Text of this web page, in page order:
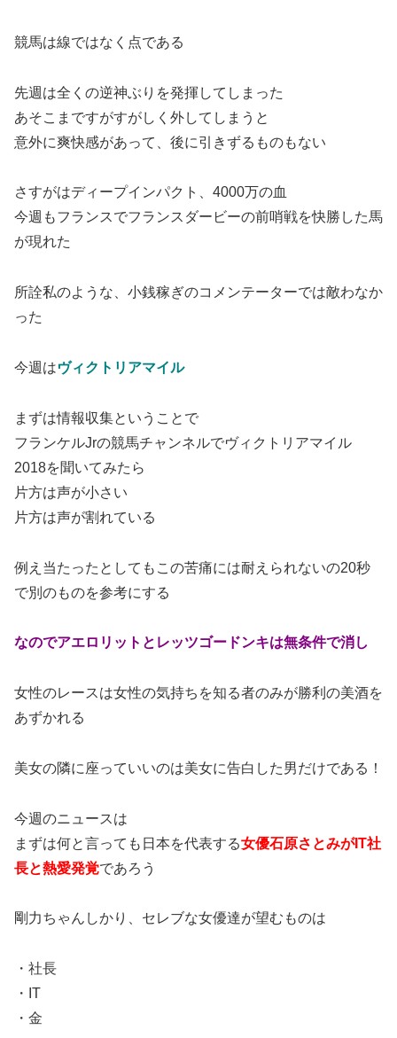
競馬は線ではなく点である
先週は全くの逆神ぶりを発揮してしまった
あそこまですがすがしく外してしまうと
意外に爽快感があって、後に引きずるものもない
さすがはディープインパクト、4000万の血
今週もフランスでフランスダービーの前哨戦を快勝した馬
が現れた
所詮私のような、小銭稼ぎのコメンテーターでは敵わなか
った
今週はヴィクトリアマイル
まずは情報収集ということで
フランケルJrの競馬チャンネルでヴィクトリアマイル
2018を聞いてみたら
片方は声が小さい
片方は声が割れている
例え当たったとしてもこの苦痛には耐えられないの20秒
で別のものを参考にする
なのでアエロリットとレッツゴードンキは無条件で消し
女性のレースは女性の気持ちを知る者のみが勝利の美酒を
あずかれる
美女の隣に座っていいのは美女に告白した男だけである！
今週のニュースは
まずは何と言っても日本を代表する女優石原さとみがIT社
長と熱愛発覚であろう
剛力ちゃんしかり、セレブな女優達が望むものは
・社長
・IT
・金